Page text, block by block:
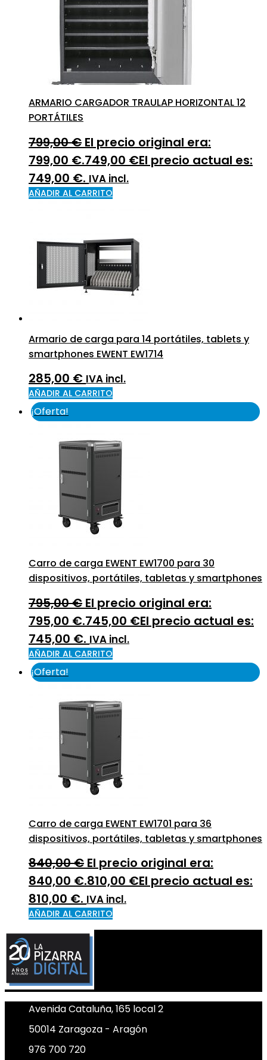
ARMARIO CARGADOR TRAULAP HORIZONTAL 12
PORTÁTILES
799,00€ El precio original era:
799,00 €.749,00 €El precio actual es:
749,00 €. IVA incl.
AÑADIR AL CARRITO
Armario de carga para 14 portátiles, tablets y
smartphones EWENT EW1714
285,00 € IVA incl.
AÑADIR AL CARRITO
¡Oferta!
Carro de carga EWENT EW1700 para 30
dispositivos, portátiles, tabletas y smartphones
795,00€ El precio original era:
795,00 €.745,00 €El precio actual es:
745,00 €. IVA incl.
AÑADIR AL CARRITO
¡Oferta!
Carro de carga EWENT EW1701 para 36
dispositivos, portátiles, tabletas y smartphones
840,00€ El precio original era:
840,00 €.810,00 €El precio actual es:
810,00 €. IVA incl.
AÑADIR AL CARRITO
Avenida Cataluña, 165 local 2
50014 Zaragoza - Aragón
976 700 720